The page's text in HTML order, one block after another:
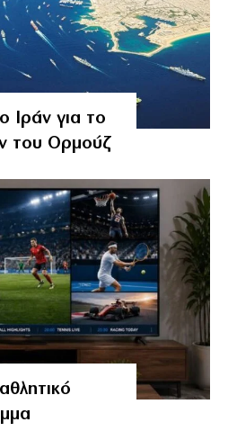
Ιράν για το
του Ορμούζ